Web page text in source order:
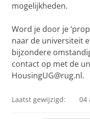
mogelijkheden.
Word je door je
naar de universiteit
bijzondere
contact op met de
HousingUG@rug.nl.
Laatst gewijzigd: 04